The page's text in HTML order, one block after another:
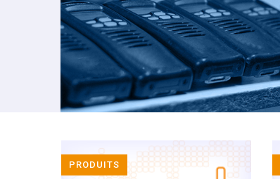
PRODUITS